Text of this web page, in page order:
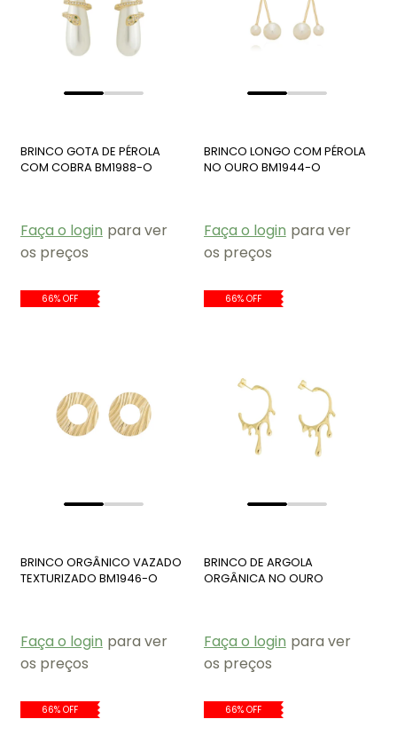
BRINCO GOTA DE PÉROLA
COM COBRA BM1988-O
Faça o login para ver
os preços
BRINCO LONGO COM PÉROLA
NO OURO BM1944-O
Faça o login para ver
os preços
66% OFF
BRINCO ORGÂNICO VAZADO
TEXTURIZADO BM1946-O
Faça o login para ver
os preços
66% OFF
BRINCO DE ARGOLA
ORGÂNICA NO OURO
Faça o login para ver
os preços
66% OFF 66% OFF